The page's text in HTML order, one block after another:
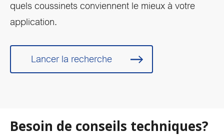
quels coussinets conviennent le mieux à votre
application.
Lancer la recherche
Besoin de conseils techniques?